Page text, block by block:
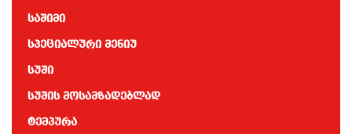
საშიმი
სპეციალური მენიუ
სუში
სუშის მოსამზადებლად
ტემპურა